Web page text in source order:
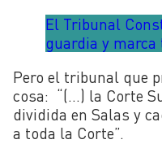
El Tribunal
guardia y
Pero el tribunal que
cosa: “(…) la Corte
dividida en Salas y
a toda la Corte”.